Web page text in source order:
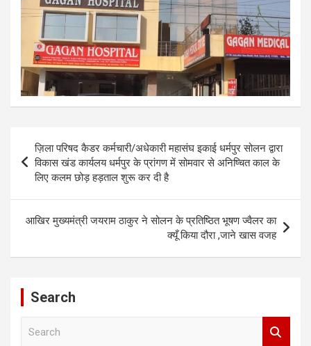
navigation
ज़िला परिषद कैडर कर्मचारी/अधेकारी महासंघ इकाई धर्मपुर सोलन द्वारा
विकास खंड कार्यलय धर्मपुर के प्रांगण में सोमवार से अनिष्चित काल के
लिए कलम छोड़ हड़ताल शुरू कर दी है
आखिर मुख्यमंत्री जयराम ठाकुर ने सोलन के प्रतिष्ठित भूषण ज्वैलर का
क्यूँ किया दौरा ,जाने खास वजह
Search